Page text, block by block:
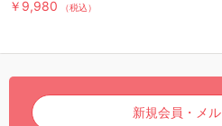
￥9,980 （税込）
新規会員・メ